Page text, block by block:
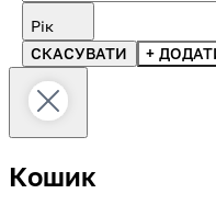
Рік
СКАСУВАТИ
+
Кошик